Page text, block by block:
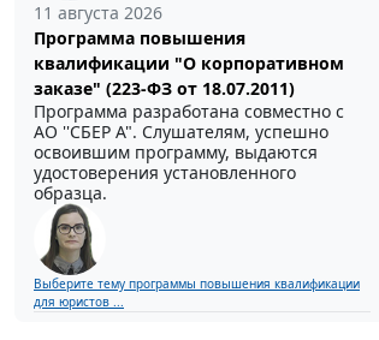
11 августа 2026
Программа повышения
квалификации "О корпоративном
заказе" (223-ФЗ от 18.07.2011)
Программа разработана совместно с
АО ''СБЕР А". Слушателям, успешно
освоившим программу, выдаются
удостоверения установленного
образца.
Выберите тему программы повышения квалификации
для юристов ...